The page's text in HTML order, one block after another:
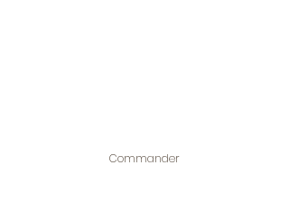
Commander